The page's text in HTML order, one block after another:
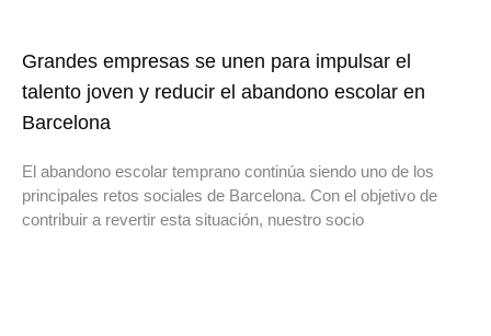
Grandes empresas se unen para impulsar el
talento joven y reducir el abandono escolar en
Barcelona
El abandono escolar temprano continúa siendo uno de los
principales retos sociales de Barcelona. Con el objetivo de
contribuir a revertir esta situación, nuestro socio